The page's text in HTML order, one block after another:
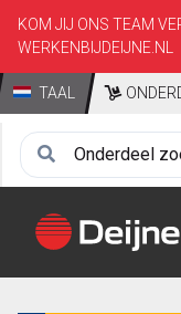
KOM JIJ ONS TEAM
WERKENBIJDEIJNE.NL
TAAL